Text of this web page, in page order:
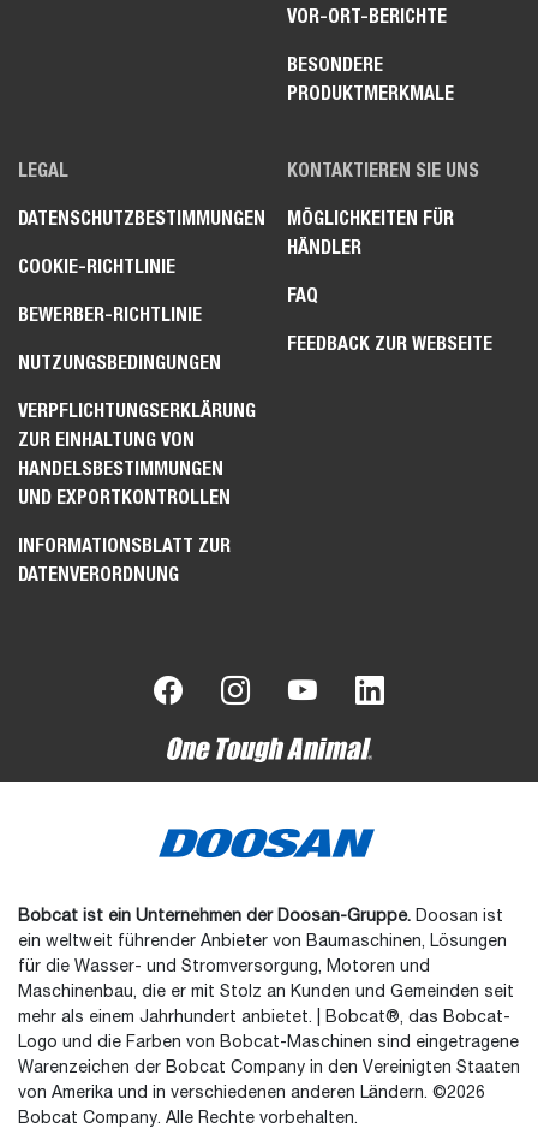
VOR-ORT-BERICHTE
BESONDERE
PRODUKTMERKMALE
LEGAL
DATENSCHUTZBESTIMMUNGEN
COOKIE-RICHTLINIE
BEWERBER-RICHTLINIE
NUTZUNGSBEDINGUNGEN
VERPFLICHTUNGSERKLÄRUNG
ZUR EINHALTUNG VON
HANDELSBESTIMMUNGEN
UND EXPORTKONTROLLEN
INFORMATIONSBLATT ZUR
DATENVERORDNUNG
KONTAKTIEREN SIE UNS
MÖGLICHKEITEN FÜR
HÄNDLER
FAQ
FEEDBACK ZUR WEBSEITE
Bobcat ist ein Unternehmen der Doosan-Gruppe. Doosan ist
ein weltweit führender Anbieter von Baumaschinen, Lösungen
für die Wasser- und Stromversorgung, Motoren und
Maschinenbau, die er mit Stolz an Kunden und Gemeinden seit
mehr als einem Jahrhundert anbietet. | Bobcat®, das Bobcat-
Logo und die Farben von Bobcat-Maschinen sind eingetragene
Warenzeichen der Bobcat Company in den Vereinigten Staaten
von Amerika und in verschiedenen anderen Ländern. ©2026
Bobcat Company. Alle Rechte vorbehalten.